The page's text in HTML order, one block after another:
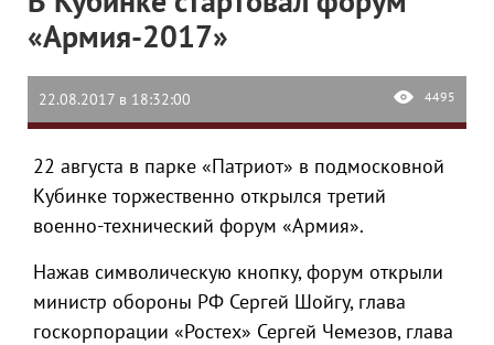
«Армия-2017»
22.08.2017 в 18:32:00 4495
22 августа в парке «Патриот» в подмосковной
Кубинке торжественно открылся третий
военно-технический форум «Армия».
Нажав символическую кнопку, форум открыли
министр обороны РФ Сергей Шойгу, глава
госкорпорации «Ростех» Сергей Чемезов, глава